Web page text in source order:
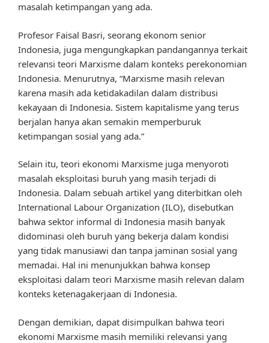
masalah ketimpangan yang ada.
Profesor Faisal Basri, seorang ekonom senior
Indonesia, juga mengungkapkan pandangannya terkait
relevansi teori Marxisme dalam konteks perekonomian
Indonesia. Menurutnya, “Marxisme masih relevan
karena masih ada ketidakadilan dalam distribusi
kekayaan di Indonesia. Sistem kapitalisme yang terus
berjalan hanya akan semakin memperburuk
ketimpangan sosial yang ada.”
Selain itu, teori ekonomi Marxisme juga menyoroti
masalah eksploitasi buruh yang masih terjadi di
Indonesia. Dalam sebuah artikel yang diterbitkan oleh
International Labour Organization (ILO), disebutkan
bahwa sektor informal di Indonesia masih banyak
didominasi oleh buruh yang bekerja dalam kondisi
yang tidak manusiawi dan tanpa jaminan sosial yang
memadai. Hal ini menunjukkan bahwa konsep
eksploitasi dalam teori Marxisme masih relevan dalam
konteks ketenagakerjaan di Indonesia.
Dengan demikian, dapat disimpulkan bahwa teori
ekonomi Marxisme masih memiliki relevansi yang